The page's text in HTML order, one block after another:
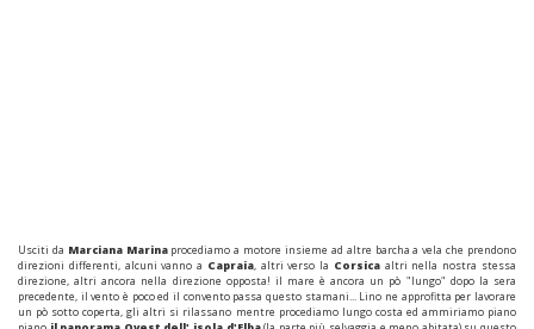
Usciti da Marciana Marinaprocediamo a motore insieme ad altre barcha a vela che prendono
direzioni differenti, alcuni vanno a Capraia, altri verso la Corsicaaltri nella nostra stessa
direzione, altri ancora nella direzione opposta! il mare è ancora un pò "lungo" dopo la sera
precedente, il vento è poco ed il convento passa questo stamani... Lino ne approfitta per lavorare
un pò sotto coperta, gli altri si rilassano mentre procediamo lungo costa ed ammiriamo piano